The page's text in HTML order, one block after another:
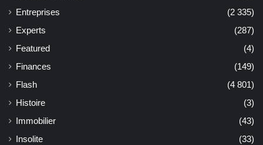
Entreprises
(2 335)
Experts
(287)
Featured
(4)
Finances
(149)
Flash
(4 801)
Histoire
(3)
Immobilier
(43)
Insolite
(33)